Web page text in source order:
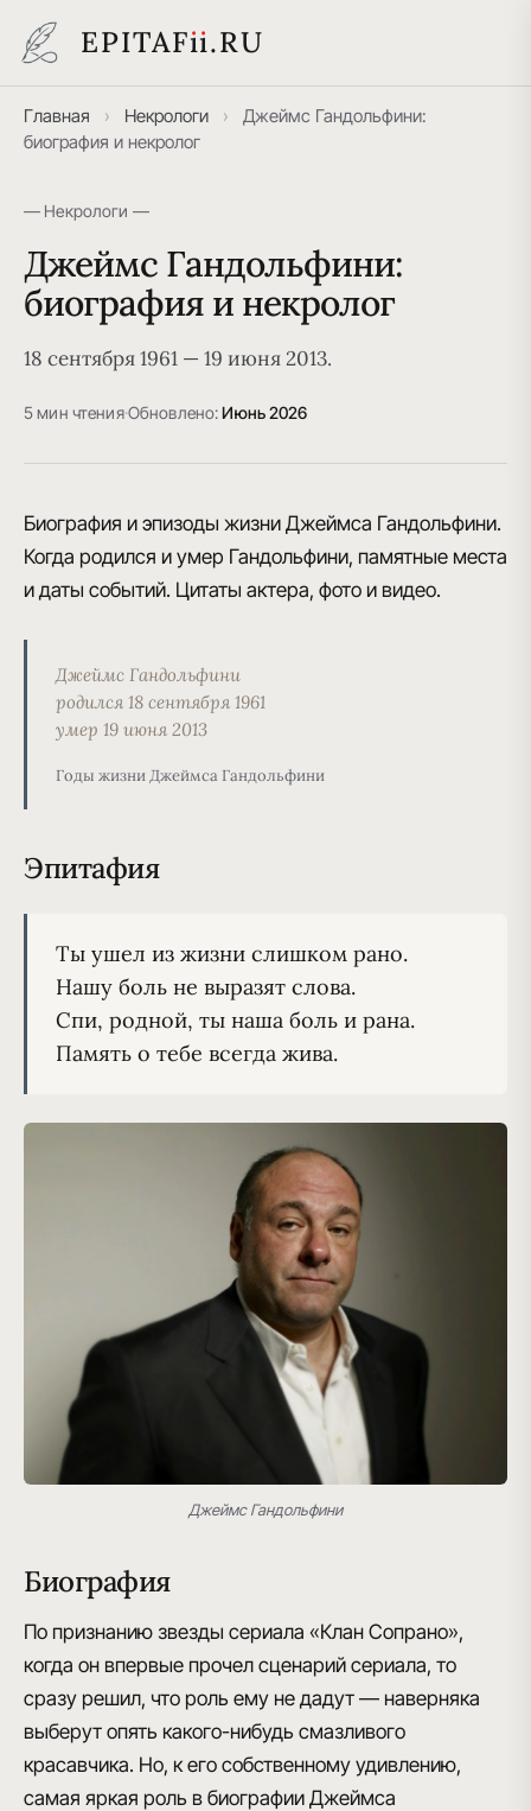
EPITAFii.RU
Главная › Некрологи ›
Джеймс Гандольфини:
биография и некролог
— Некрологи —
Джеймс Гандольфини:
биография и некролог
18 сентября 1961 — 19 июня 2013.
5 мин чтения·Обновлено:Июнь 2026
Биография и эпизоды жизни Джеймса Гандольфини.
Когда родился и умер Гандольфини, памятные места
и даты событий. Цитаты актера, фото и видео.
Джеймс Гандольфини
родился 18 сентября 1961
умер 19 июня 2013
Годы жизни Джеймса Гандольфини
Эпитафия
Ты ушел из жизни слишком рано.
Нашу боль не выразят слова.
Спи, родной, ты наша боль и рана.
Память о тебе всегда жива.
Джеймс Гандольфини
Биография
По признанию звезды сериала «Клан Сопрано»,
когда он впервые прочел сценарий сериала, то
сразу решил, что роль ему не дадут — наверняка
выберут опять какого-нибудь смазливого
красавчика. Но, к его собственному удивлению,
самая яркая роль в биографии Джеймса